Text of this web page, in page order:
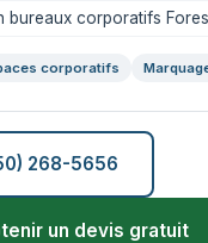
corporatifs
corporatifs
268-5656
un devis gratuit